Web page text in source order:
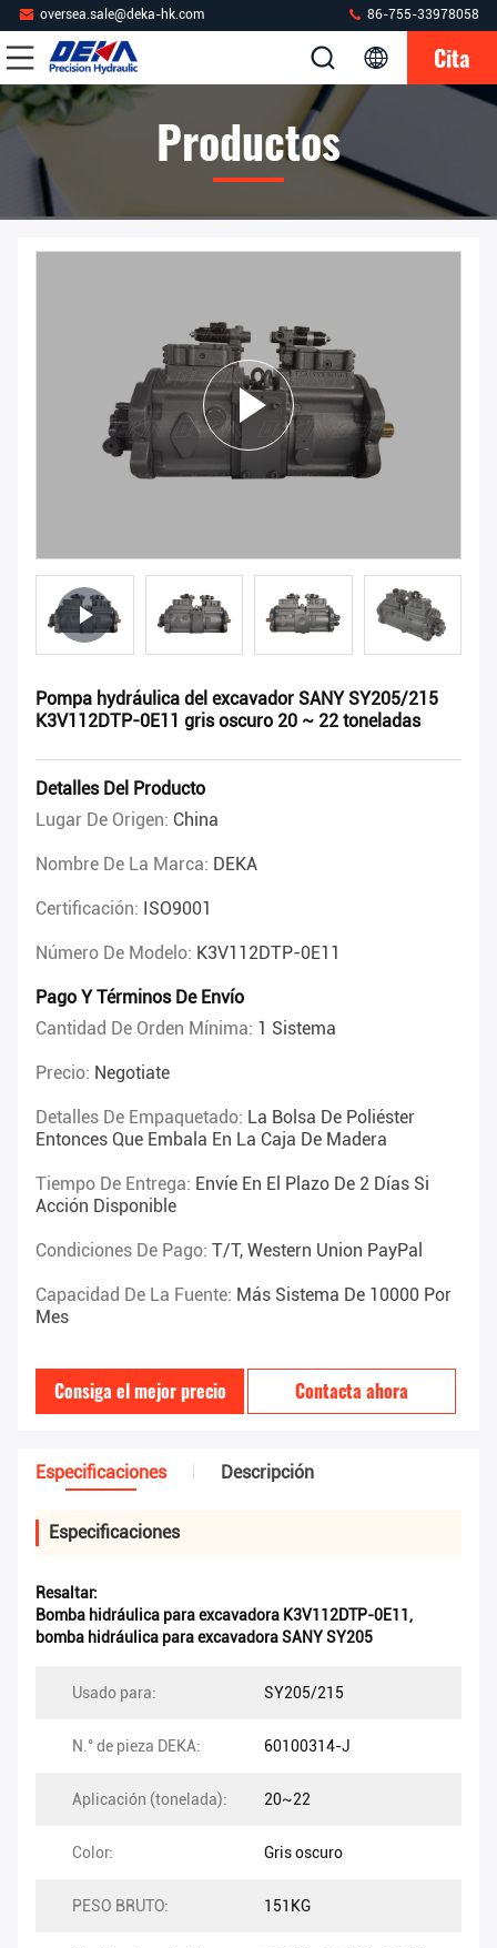
oversea.sale@deka-hk.com 86-755-33978058
Cita
Productos
Pompa hydráulica del excavador SANY SY205/215
K3V112DTP-0E11 gris oscuro 20 ~ 22 toneladas
Detalles Del Producto
Lugar De Origen: China
Nombre De La Marca: DEKA
Certificación: ISO9001
Número De Modelo: K3V112DTP-0E11
Pago Y Términos De Envío
Cantidad De Orden Mínima: 1 Sistema
Precio: Negotiate
Detalles De Empaquetado: La Bolsa De Poliéster
Entonces Que Embala En La Caja De Madera
Tiempo De Entrega: Envíe En El Plazo De 2 Días Si
Acción Disponible
Condiciones De Pago: T/T, Western Union PayPal
Capacidad De La Fuente: Más Sistema De 10000 Por
Mes
Consiga el mejor precio Contacta ahora
Especificaciones Descripción
Especificaciones
Resaltar:
Bomba hidráulica para excavadora K3V112DTP-0E11 ,
bomba hidráulica para excavadora SANY SY205
Usado para: SY205/215
N.° de pieza DEKA: 60100314-J
Aplicación (tonelada): 20~22
Color: Gris oscuro
PESO BRUTO: 151KG